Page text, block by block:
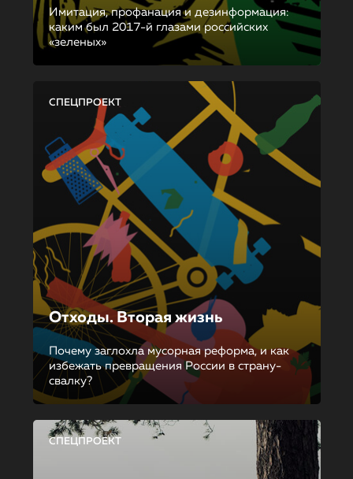
Имитация, профанация и дезинформация:
каким был 2017-й глазами российских
«зеленых»
СПЕЦПРОЕКТ
Отходы. Вторая жизнь
Почему заглохла мусорная реформа, и как
избежать превращения России в страну-
свалку?
СПЕЦПРОЕКТ